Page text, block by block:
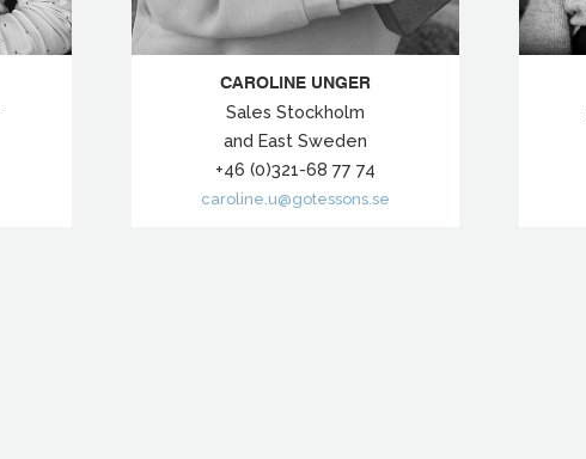
CAROLINE UNGER
Sales Stockholm
and East Sweden
+46 (0)321-68 77 74
caroline.u@gotessons.se